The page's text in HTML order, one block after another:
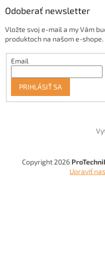
Odoberať newsletter
Vložte svoj e-mail a my Vám
produktoch na našom e-shope.
Email
PRIHLÁSIŤ SA
Copyright 2026
Upraviť